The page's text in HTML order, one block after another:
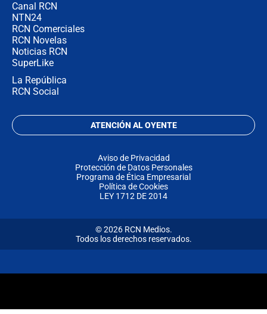
Canal RCN
NTN24
RCN Comerciales
RCN Novelas
Noticias RCN
SuperLike
La República
RCN Social
ATENCIÓN AL OYENTE
Aviso de Privacidad
Protección de Datos Personales
Programa de Ética Empresarial
Política de Cookies
LEY 1712 DE 2014
© 2026 RCN Medios.
Todos los derechos reservados.